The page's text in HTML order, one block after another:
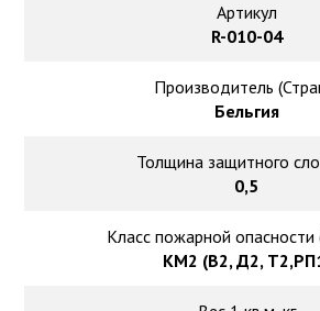
Артикул
R-010-04
Производитель
Бельгия
Толщина защитного
0,5
Класс пожарной
КМ2 (В2, Д2,